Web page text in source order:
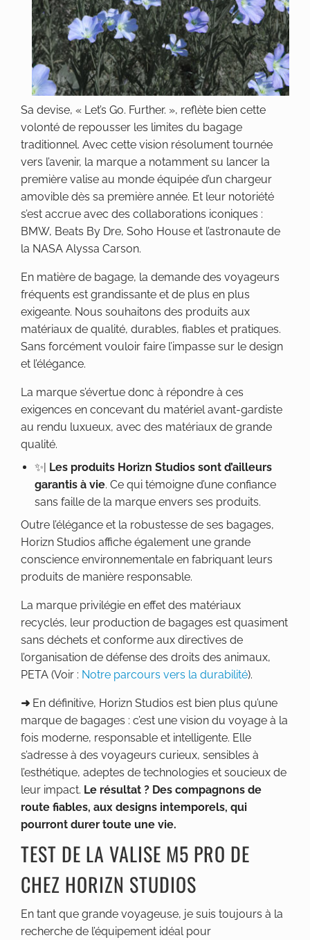
Sa devise, « Let’s Go. Further. », reflète bien cette
volonté de repousser les limites du bagage
traditionnel. Avec cette vision résolument tournée
vers l’avenir, la marque a notamment su lancer la
première valise au monde équipée d’un chargeur
amovible dès sa première année. Et leur notoriété
s’est accrue avec des collaborations iconiques :
BMW, Beats By Dre, Soho House et l’astronaute de
la NASA Alyssa Carson.
En matière de bagage, la demande des voyageurs
fréquents est grandissante et de plus en plus
exigeante. Nous souhaitons des produits aux
matériaux de qualité, durables, fiables et pratiques.
Sans forcément vouloir faire l’impasse sur le design
et l’élégance.
La marque s’évertue donc à répondre à ces
exigences en concevant du matériel avant-gardiste
au rendu luxueux, avec des matériaux de grande
qualité.
✨| Les produits Horizn Studios sont d’ailleurs
garantis à vie. Ce qui témoigne d’une confiance
sans faille de la marque envers ses produits.
Outre l’élégance et la robustesse de ses bagages,
Horizn Studios affiche également une grande
conscience environnementale en fabriquant leurs
produits de manière responsable.
La marque privilégie en effet des matériaux
recyclés, leur production de bagages est quasiment
sans déchets et conforme aux directives de
l’organisation de défense des droits des animaux,
PETA (Voir : Notre parcours vers la durabilité).
➜ En définitive, Horizn Studios est bien plus qu’une
marque de bagages : c’est une vision du voyage à la
fois moderne, responsable et intelligente. Elle
s’adresse à des voyageurs curieux, sensibles à
l’esthétique, adeptes de technologies et soucieux de
leur impact. Le résultat ? Des compagnons de
route fiables, aux designs intemporels, qui
pourront durer toute une vie.
TEST DE LA VALISE M5 PRO DE
CHEZ HORIZN STUDIOS
En tant que grande voyageuse, je suis toujours à la
recherche de l’équipement idéal pour